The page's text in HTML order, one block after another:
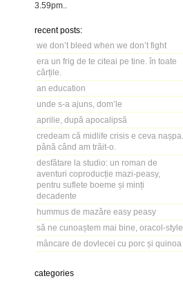
3.59pm
recent posts:
we don’t bleed when we don’t fight
era un frig de te citeai pe tine. în toate
cărțile.
an education
unde s-a ajuns, dom’le
aprilie, după apocalipsă
credeam că midlife crisis e ceva nașpa.
până când am trăit-o.
desfătare la studio: un roman de
aventuri coproducție mazi-peasy,
pentru suflete boeme și minți
decadente
hummus de mazăre easy peasy
să ne cunoaștem mai bine, oracol-style
mâncare de dovlecei cu porc și quinoa
categories